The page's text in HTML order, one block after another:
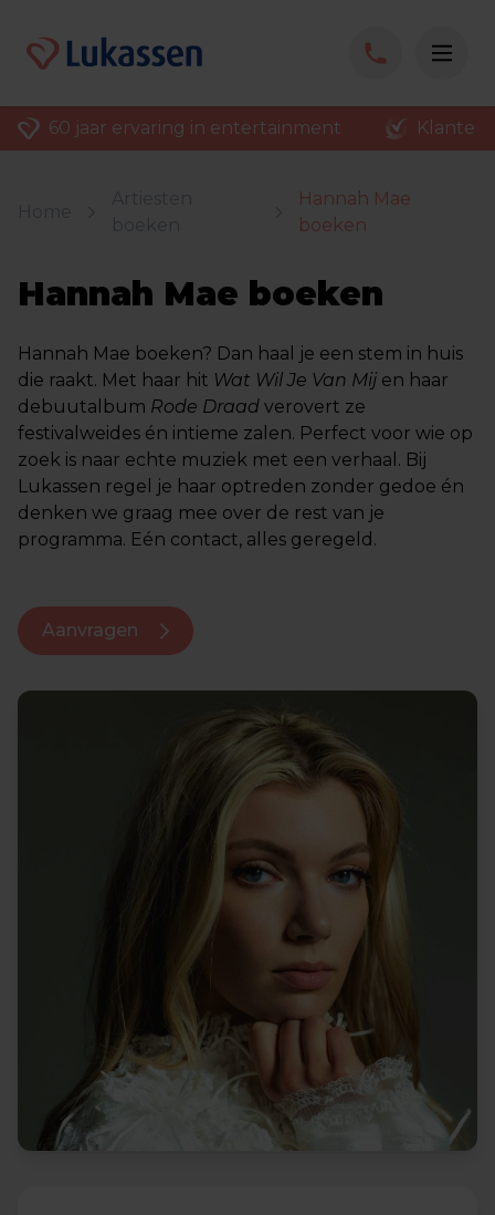
60 jaar ervaring in entertainment
Hannah Mae
boeken
Hannah Mae boeken
Hannah Mae boeken? Dan haal je een stem in huis
die raakt. Met haar hit Wat Wil Je Van Mij en haar
debuutalbum Rode Draad verovert ze
festivalweides én intieme zalen. Perfect voor wie op
zoek is naar echte muziek met een verhaal. Bij
Lukassen regel je haar optreden zonder gedoe én
denken we graag mee over de rest van je
programma. Eén contact, alles geregeld.
Aanvragen